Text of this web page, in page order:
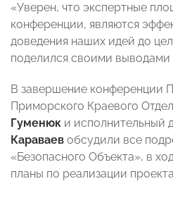
«Уверен, что экспертные
конференции, являются
доведения наших идей до
поделился своими выводами
В завершение конференции
Приморского Краевого
Гуменюк и исполнительный
Караваев обсудили все
«Безопасного Объекта», в
планы по реализации